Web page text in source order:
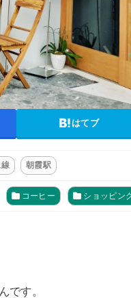
はてブ
朝霞駅
コーヒー ショッピン
です。